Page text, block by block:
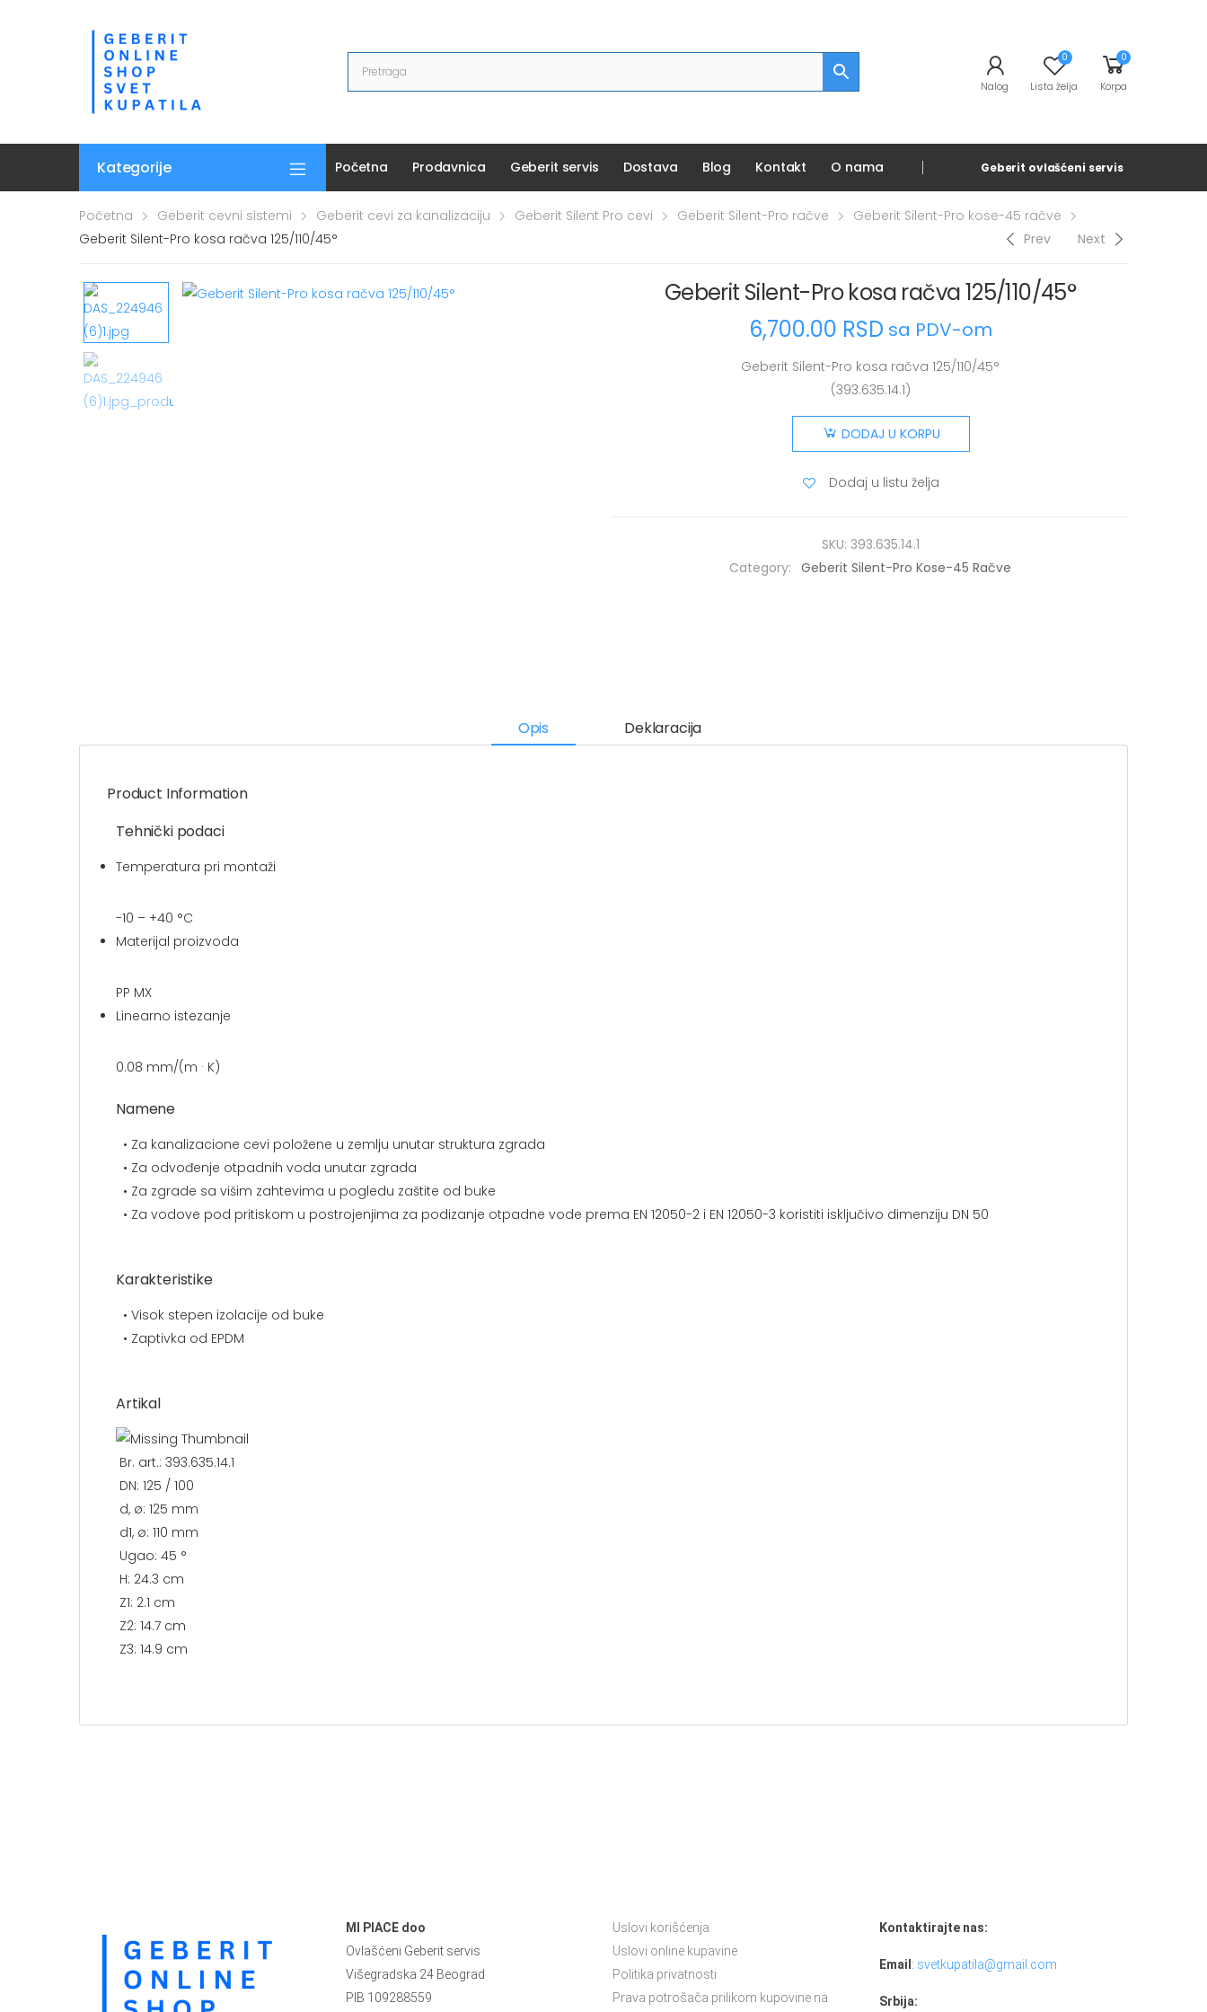
Nalog
0
Lista želja
0
Korpa
Kategorije Početna Prodavnica Geberit servis Dostava Blog Kontakt O nama Geberit ovlašćeni servis
Početna Geberit cevni sistemi Geberit cevi za kanalizaciju Geberit Silent Pro cevi Geberit Silent-Pro račve
Geberit Silent-Pro kose-45 račve
Geberit Silent-Pro kosa račva 125/110/45°
Prev Next
Geberit Silent-Pro kosa račva 125/110/45°
6,700.00 RSD sa PDV-om
Geberit Silent-Pro kosa račva 125/110/45°
(393.635.14.1)
DODAJ U KORPU
Dodaj u listu želja
SKU: 393.635.14.1
Category: Geberit Silent-Pro Kose-45 Račve
Opis Deklaracija
Product Information
Tehnički podaci
Temperatura pri montaži
-10 – +40 °C
Materijal proizvoda
PP MX
Linearno istezanje
0.08 mm/(m · K)
Namene
• Za kanalizacione cevi položene u zemlju unutar struktura zgrada
• Za odvođenje otpadnih voda unutar zgrada
• Za zgrade sa višim zahtevima u pogledu zaštite od buke
• Za vodove pod pritiskom u postrojenjima za podizanje otpadne vode prema EN 12050-2 i EN 12050-3 koristiti isključivo dimenziju DN 50
Karakteristike
• Visok stepen izolacije od buke
• Zaptivka od EPDM
Artikal
Br. art.: 393.635.14.1
DN: 125 / 100
d, ø: 125 mm
d1, ø: 110 mm
Ugao: 45 °
H: 24.3 cm
Z1: 2.1 cm
Z2: 14.7 cm
Z3: 14.9 cm
MI PIACE doo
Ovlašćeni Geberit servis
Višegradska 24 Beograd
PIB 109288559
Uslovi korišćenja
Uslovi online kupavine
Politika privatnosti
Prava potrošača prilikom kupovine na
Kontaktirajte nas:
Email : svetkupatila@gmail.com
Srbija: